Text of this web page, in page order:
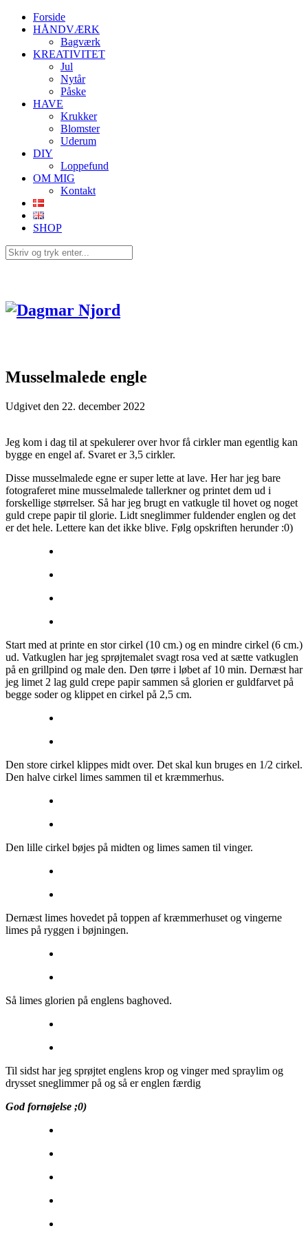
Forside
HÅNDVÆRK
Bagværk
KREATIVITET
Jul
Nytår
Påske
HAVE
Krukker
Blomster
Uderum
DIY
Loppefund
OM MIG
Kontakt
SHOP
Musselmalede engle
Udgivet den 22. december 2022
Jeg kom i dag til at spekulerer over hvor få cirkler man egentlig kan
bygge en engel af. Svaret er 3,5 cirkler.
Disse musselmalede egne er super lette at lave. Her har jeg bare
fotograferet mine musselmalede tallerkner og printet dem ud i
forskellige størrelser. Så har jeg brugt en vatkugle til hovet og noget
guld crepe papir til glorie. Lidt sneglimmer fuldender englen og det
er det hele. Lettere kan det ikke blive. Følg opskriften herunder :0)
Start med at printe en stor cirkel (10 cm.) og en mindre cirkel (6 cm.)
ud. Vatkuglen har jeg sprøjtemalet svagt rosa ved at sætte vatkuglen
på en grillpind og male den. Den tørre i løbet af 10 min. Dernæst har
jeg limet 2 lag guld crepe papir sammen så glorien er guldfarvet på
begge soder og klippet en cirkel på 2,5 cm.
Den store cirkel klippes midt over. Det skal kun bruges en 1/2 cirkel.
Den halve cirkel limes sammen til et kræmmerhus.
Den lille cirkel bøjes på midten og limes samen til vinger.
Dernæst limes hovedet på toppen af kræmmerhuset og vingerne
limes på ryggen i bøjningen.
Så limes glorien på englens baghoved.
Til sidst har jeg sprøjtet englens krop og vinger med spraylim og
drysset sneglimmer på og så er englen færdig
God fornøjelse ;0)